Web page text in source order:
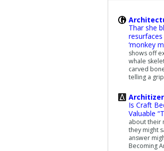
Thar she
‘monkey
shows off
whale
carved
telling a
Architizer
Is Craft
Valuable
about their
they might
answer
Becoming